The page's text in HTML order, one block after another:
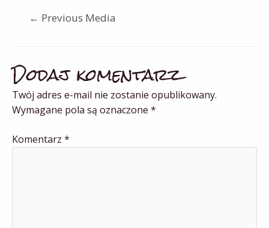
← Previous Media
Dodaj komentarz
Twój adres e-mail nie zostanie opublikowany.
Wymagane pola są oznaczone *
Komentarz *